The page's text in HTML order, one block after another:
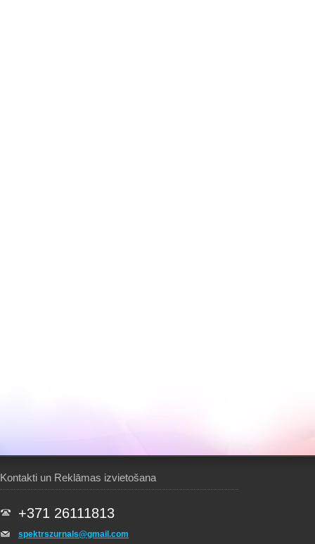
Kontakti un Reklāmas izvietošana
+371 26111813
spektrszurnals@gmail.com